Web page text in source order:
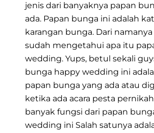
jenis dari banyaknya papan
ada. Papan bunga ini adalah
karangan bunga. Dari namanya
sudah mengetahui apa itu
wedding. Yups, betul sekali
bunga happy wedding ini
papan bunga yang ada atau
ketika ada acara pesta
banyak fungsi dari papan
wedding ini Salah satunya